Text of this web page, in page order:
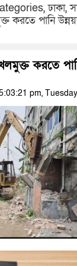
,ঢাকা,
করতে পানি
করতে
pm,